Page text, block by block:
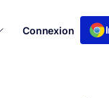
Connexion